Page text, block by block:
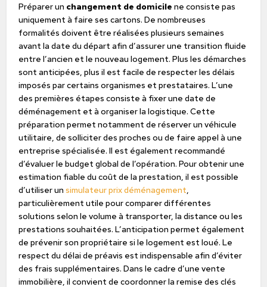
Préparer un changement de domicile ne consiste pas
uniquement à faire ses cartons. De nombreuses
formalités doivent être réalisées plusieurs semaines
avant la date du départ afin d’assurer une transition fluide
entre l’ancien et le nouveau logement. Plus les démarches
sont anticipées, plus il est facile de respecter les délais
imposés par certains organismes et prestataires. L’une
des premières étapes consiste à fixer une date de
déménagement et à organiser la logistique. Cette
préparation permet notamment de réserver un véhicule
utilitaire, de solliciter des proches ou de faire appel à une
entreprise spécialisée. Il est également recommandé
d’évaluer le budget global de l’opération. Pour obtenir une
estimation fiable du coût de la prestation, il est possible
d’utiliser unsimulateur prix déménagement,
particulièrement utile pour comparer différentes
solutions selon le volume à transporter, la distance ou les
prestations souhaitées. L’anticipation permet également
de prévenir son propriétaire si le logement est loué. Le
respect du délai de préavis est indispensable afin d’éviter
des frais supplémentaires. Dans le cadre d’une vente
immobilière, il convient de coordonner la remise des clés